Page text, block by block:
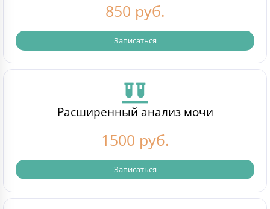
850 руб.
Записаться
Расширенный анализ мочи
1500 руб.
Записаться